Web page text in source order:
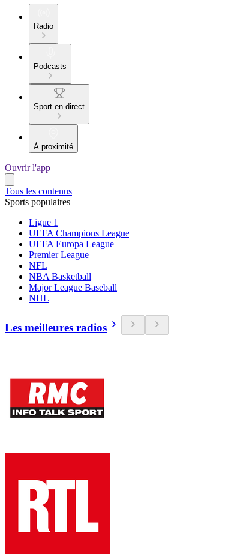
Radio
Podcasts
Sport en direct
À proximité
Ouvrir l'app
Tous les contenus
Sports populaires
Ligue 1
UEFA Champions League
UEFA Europa League
Premier League
NFL
NBA Basketball
Major League Baseball
NHL
Les meilleures radios